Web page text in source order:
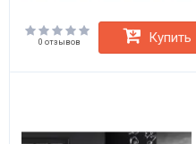
0 отзывов Купить